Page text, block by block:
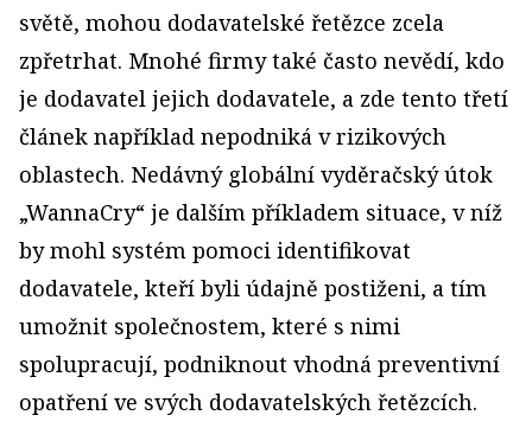
světě, mohou dodavatelské řetězce zcela
zpřetrhat. Mnohé firmy také často nevědí, kdo
je dodavatel jejich dodavatele, a zde tento třetí
článek například nepodniká v rizikových
oblastech. Nedávný globální vyděračský útok
„WannaCry“ je dalším příkladem situace, v níž
by mohl systém pomoci identifikovat
dodavatele, kteří byli údajně postiženi, a tím
umožnit společnostem, které s nimi
spolupracují, podniknout vhodná preventivní
opatření ve svých dodavatelských řetězcích.